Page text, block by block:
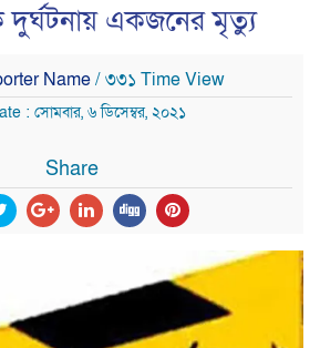
একজনের মৃত্যু
Name/ ৩৩১ Time View
: সোমবার, ৬ ডিসেম্বর, ২০২১
Share